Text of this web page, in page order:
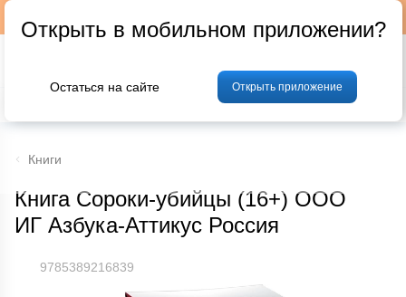
Фрукты и овощи Мясо Птица
Книги
Книга Сороки-убийцы (16+) ООО
ИГ Азбука-Аттикус Россия
9785389216839
Открыть в мобильном приложении?
Остаться на сайте Открыть приложение